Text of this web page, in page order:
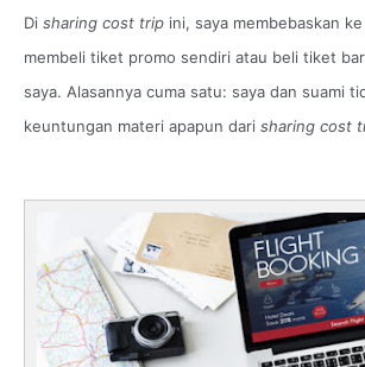
Di sharing cost trip ini, saya membebaskan
membeli tiket promo sendiri atau beli tiket
saya. Alasannya cuma satu: saya dan suami
keuntungan materi apapun dari sharing cost